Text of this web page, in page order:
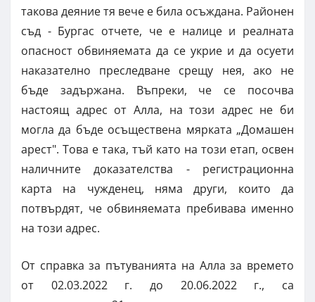
такова деяние тя вече е била осъждана. Районен
съд - Бургас отчете, че е налице и реалната
опасност обвиняемата да се укрие и да осуети
наказателно преследване срещу нея, ако не
бъде задържана. Въпреки, че се посочва
настоящ адрес от Алла, на този адрес не би
могла да бъде осъществена мярката „Домашен
арест". Това е така, тъй като на този етап, освен
наличните доказателства - регистрационна
карта на чужденец, няма други, които да
потвърдят, че обвиняемата пребивава именно
на този адрес.
От справка за пътуванията на Алла за времето
от 02.03.2022 г. до 20.06.2022 г., са